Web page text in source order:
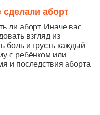
аборт
ли аборт. Иначе вас
взгляд из
боль и грусть каждый
с ребёнком или
и последствия аборта